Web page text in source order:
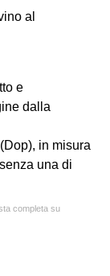
al
e
dalla
in misura
una di
completa su